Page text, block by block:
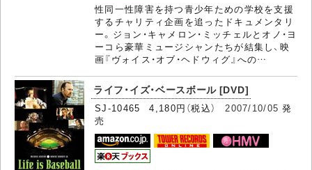
性同一性障害を持つ青少年ための学校を支援
するチャリティ企画を追ったドキュメンタリ
ー。ジョン・キャメロン・ミッチェルとオノ・ヨ
ーコら豪華ミュージシャンたちが結集し、映
画『ヴォイス・オブ・ヘドウィグ』への…
ライフ・イズ・ベースボール [DVD]
SJ-10465 4,180円（税込）2007/10/05 発
売